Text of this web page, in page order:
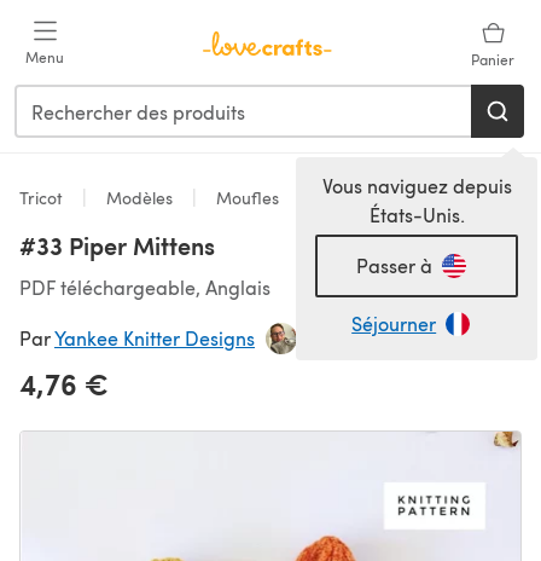
Menu Panier
Vous naviguez depuis
États-Unis.
Passer à
Séjourner
Tricot Modèles Moufles
#33 Piper Mittens
PDF téléchargeable, Anglais
ParYankee Knitter Designs
4,76 €